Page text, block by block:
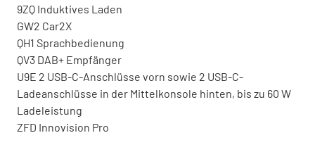
9ZQ Induktives Laden
GW2 Car2X
QH1 Sprachbedienung
QV3 DAB+ Empfänger
U9E 2 USB-C-Anschlüsse vorn sowie 2 USB-C-
Ladeanschlüsse in der Mittelkonsole hinten, bis zu 60 W
Ladeleistung
ZFD Innovision Pro